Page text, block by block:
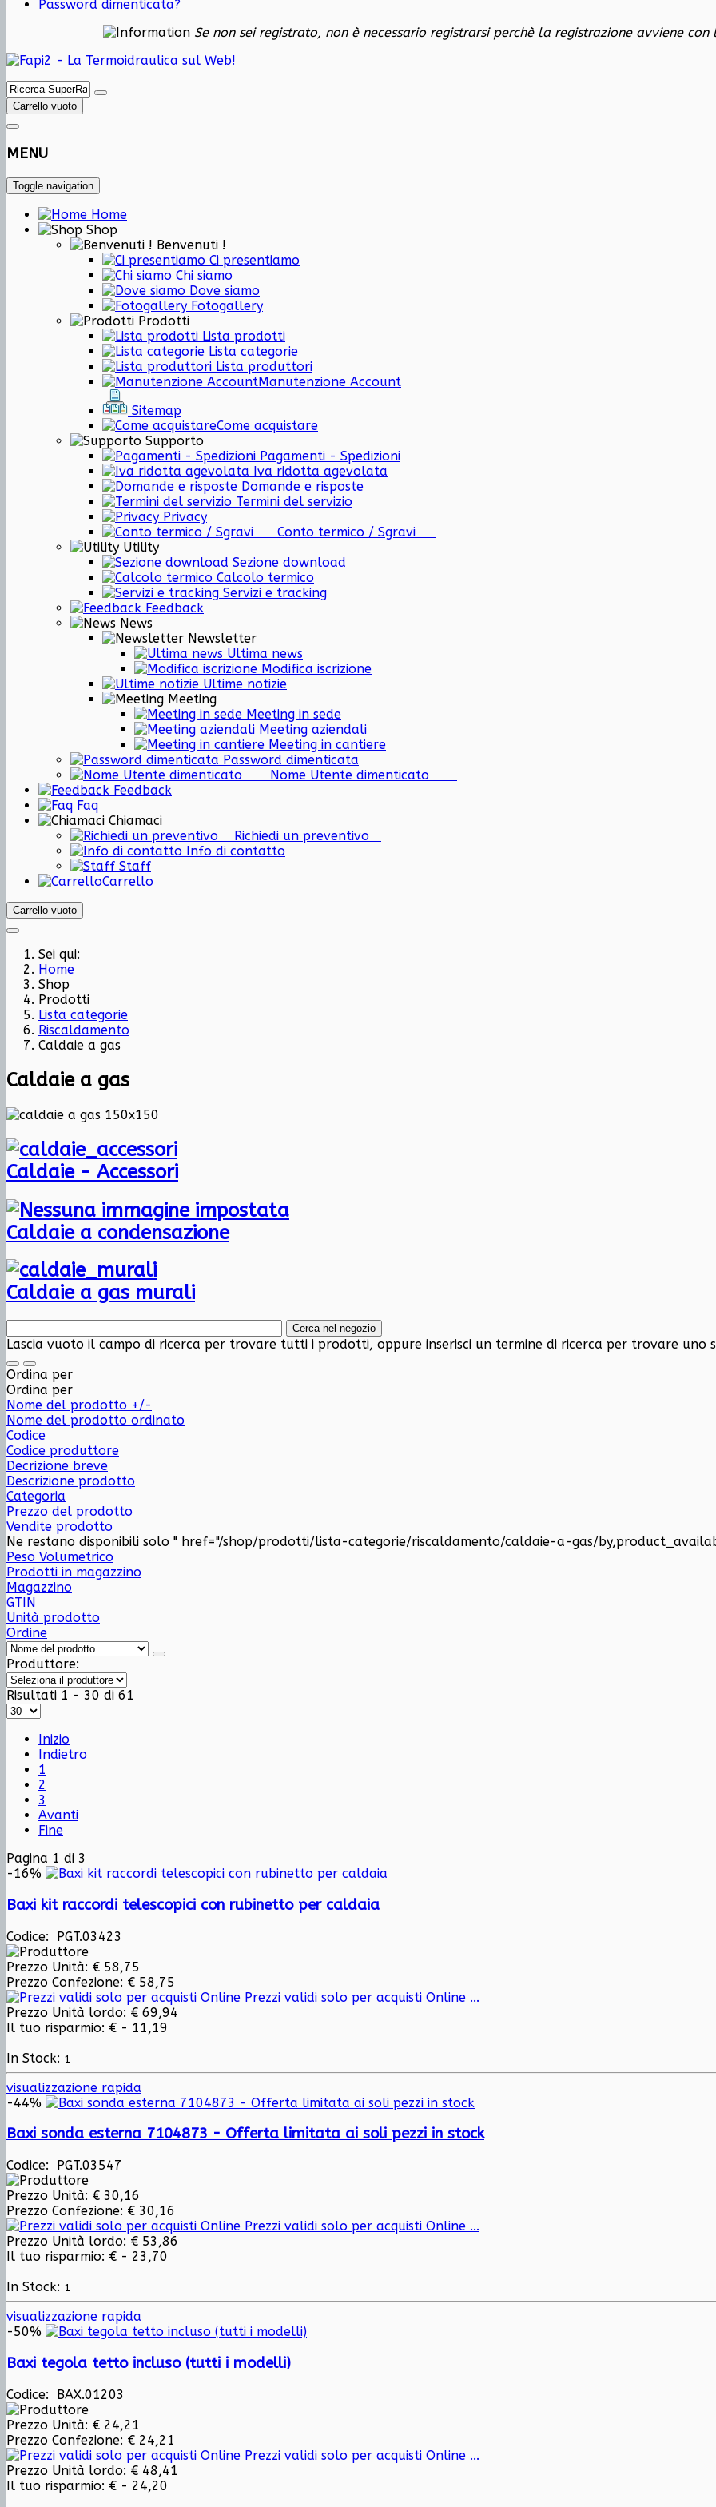
Password dimenticata?
Se non sei registrato, non è necessario registrarsi perchè la registrazione avviene
Carrello vuoto
MENU
Toggle navigation
Home
Shop
Benvenuti !
Ci presentiamo
Chi siamo
Dove siamo
Fotogallery
Prodotti
Lista prodotti
Lista categorie
Lista produttori
Manutenzione Account
Sitemap
Come acquistare
Supporto
Pagamenti - Spedizioni
Iva ridotta agevolata
Domande e risposte
Termini del servizio
Privacy
Conto termico / Sgravi
Utility
Sezione download
Calcolo termico
Servizi e tracking
Feedback
News
Newsletter
Ultima news
Modifica iscrizione
Ultime notizie
Meeting
Meeting in sede
Meeting aziendali
Meeting in cantiere
Password dimenticata
Nome Utente dimenticato
Feedback
Faq
Chiamaci
Richiedi un preventivo
Info di contatto
Staff
Carrello
Carrello vuoto
Sei qui:
Home
Shop
Prodotti
Lista categorie
Riscaldamento
Caldaie a gas
Caldaie a gas
Caldaie - Accessori
Caldaie a condensazione
Caldaie a gas murali
Lascia vuoto il campo di ricerca per trovare tutti i prodotti, oppure inserisci un termine di ricerca per trovare uno
Ordina per
Ordina per
Nome del prodotto +/-
Nome del prodotto ordinato
Codice
Codice produttore
Decrizione breve
Descrizione prodotto
Categoria
Prezzo del prodotto
Vendite prodotto
Ne restano disponibili solo " href="/shop/prodotti/lista-categorie/riscaldamento/caldaie-a-gas/
Peso Volumetrico
Prodotti in magazzino
Magazzino
GTIN
Unità prodotto
Ordine
Produttore:
Risultati 1 - 30 di 61
Inizio
Indietro
1
2
3
Avanti
Fine
Pagina 1 di 3
-16%
Baxi kit raccordi telescopici con rubinetto per caldaia
Codice: PGT.03423
Prezzo Unità: € 58,75
Prezzo Confezione: € 58,75
Prezzi validi solo per acquisti Online ...
Prezzo Unità lordo: € 69,94
Il tuo risparmio: € - 11,19
In Stock: 1
visualizzazione rapida
-44%
Baxi sonda esterna 7104873 - Offerta limitata ai soli pezzi in stock
Codice: PGT.03547
Prezzo Unità: € 30,16
Prezzo Confezione: € 30,16
Prezzi validi solo per acquisti Online ...
Prezzo Unità lordo: € 53,86
Il tuo risparmio: € - 23,70
In Stock: 1
visualizzazione rapida
-50%
Baxi tegola tetto incluso (tutti i modelli)
Codice: BAX.01203
Prezzo Unità: € 24,21
Prezzo Confezione: € 24,21
Prezzi validi solo per acquisti Online ...
Prezzo Unità lordo: € 48,41
Il tuo risparmio: € - 24,20